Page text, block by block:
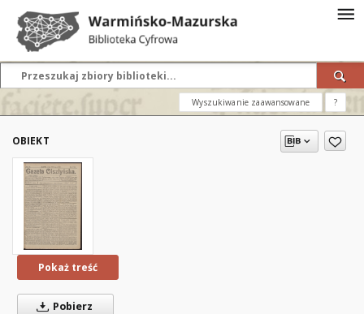
Wyszukiwanie zaawansowane ?
OBIEKT
Pokaż treść
Pobierz